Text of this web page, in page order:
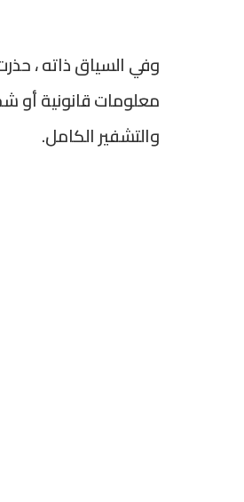
وفي السياق ذاته ،
معلومات قانونية أو
والتشفير الكامل.